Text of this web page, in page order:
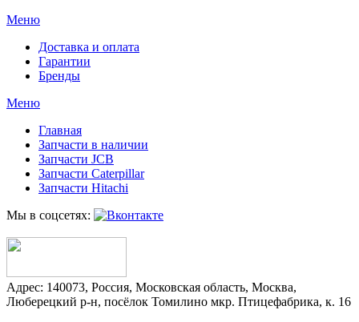
Меню
Доставка и оплата
Гарантии
Бренды
Меню
Главная
Запчасти в наличии
Запчасти JCB
Запчасти Caterpillar
Запчасти Hitachi
Мы в соцсетях:
Адрес: 140073, Россия, Московская область, Москва,
Люберецкий р-н, посёлок Томилино мкр. Птицефабрика, к. 16